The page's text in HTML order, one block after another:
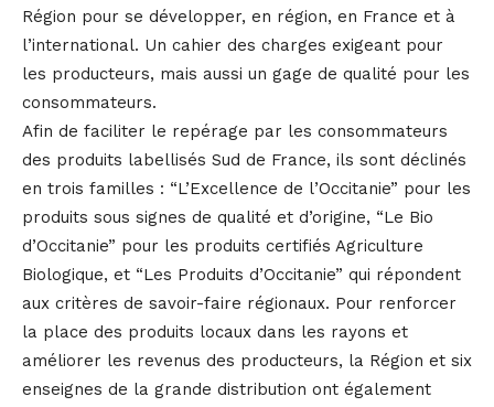
Région pour se développer, en région, en France et à
l’international. Un cahier des charges exigeant pour
les producteurs, mais aussi un gage de qualité pour les
consommateurs.
Afin de faciliter le repérage par les consommateurs
des produits labellisés Sud de France, ils sont déclinés
en trois familles : “L’Excellence de l’Occitanie” pour les
produits sous signes de qualité et d’origine, “Le Bio
d’Occitanie” pour les produits certifiés Agriculture
Biologique, et “Les Produits d’Occitanie” qui répondent
aux critères de savoir-faire régionaux. Pour renforcer
la place des produits locaux dans les rayons et
améliorer les revenus des producteurs, la Région et six
enseignes de la grande distribution ont également